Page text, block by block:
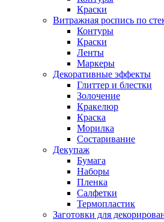
Краски
Витражная роспись по
Контуры
Краски
Ленты
Маркеры
Декоративные эффекты
Глиттер и блестки
Золочение
Кракелюр
Краска
Морилка
Состаривание
Декупаж
Бумага
Наборы
Пленка
Салфетки
Термопластик
Заготовки для